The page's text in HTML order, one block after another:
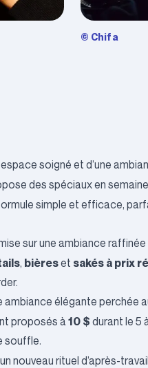
© Chifa
soigné et d’une
des spéciaux en semaine,
simple et efficace,
sur une ambiance raffinée
, bièreset sakés à prix
ambiance élégante perchée
proposés à10 $ durant le 5
souffle.
nouveau rituel d’après-